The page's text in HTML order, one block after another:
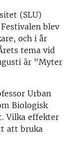
(SLU)
blev
och i år
tema vid
är "Myter
Urban
Biologisk
Vilka effekter
att bruka